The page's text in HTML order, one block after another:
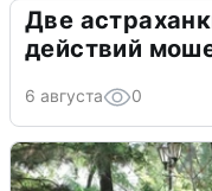
Две
действий
6 августа 0